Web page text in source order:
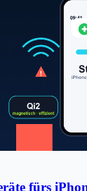
fürs